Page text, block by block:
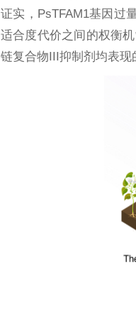
证实，PsTFAM1基因过
适合度代价之间的权衡
链复合物III抑制剂均表现